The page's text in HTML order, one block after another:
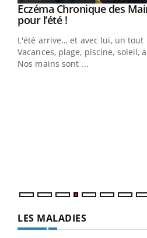
Youtube
Eczéma Chronique des
pour l’été !Youtube
L'été arrive… et avec lui, un tout
Vacances, plage, piscine,
Nos mains sont ...
LES MALADIES